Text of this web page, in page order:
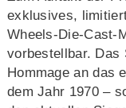
exklusives,
Wheels-Die-Cast-
vorbestellbar. Das
Hommage an das
dem Jahr 1970 –